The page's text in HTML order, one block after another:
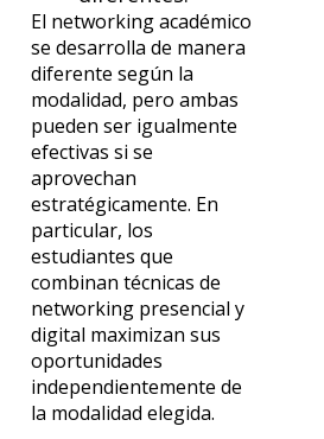
El networking académico
se desarrolla de manera
diferente según la
modalidad, pero ambas
pueden ser igualmente
efectivas si se
aprovechan
estratégicamente. En
particular, los
estudiantes que
combinan técnicas de
networking presencial y
digital maximizan sus
oportunidades
independientemente de
la modalidad elegida.